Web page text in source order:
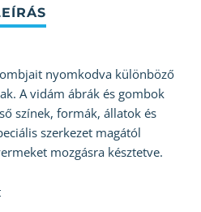
nyomkodva különböző
A vidám ábrák és gombok
színek, formák, állatok és
szerkezet magától
mozgásra késztetve.